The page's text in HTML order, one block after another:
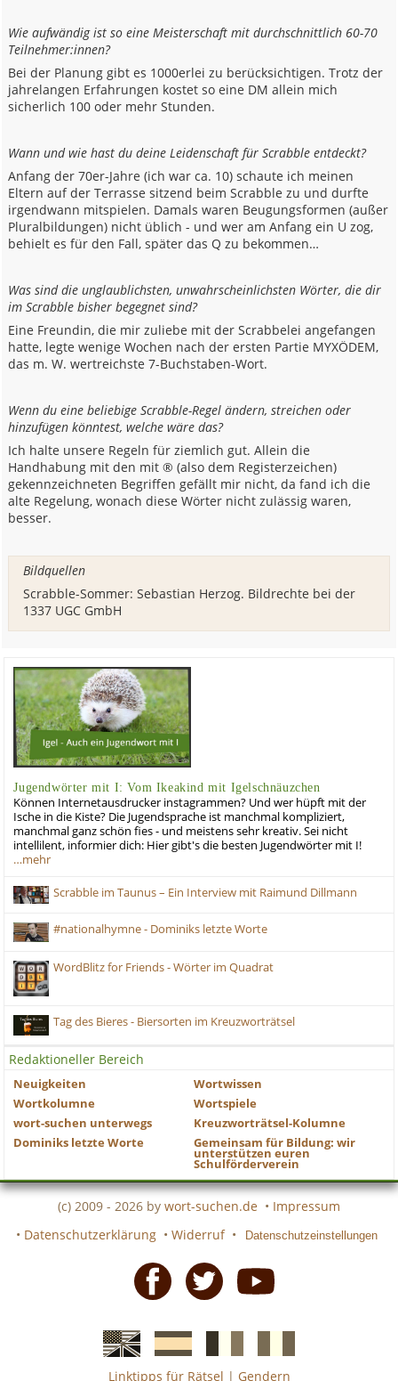
Wie aufwändig ist so eine Meisterschaft mit durchschnittlich 60-70
Teilnehmer:innen?
Bei der Planung gibt es 1000erlei zu berücksichtigen. Trotz der
jahrelangen Erfahrungen kostet so eine DM allein mich
sicherlich 100 oder mehr Stunden.
Wann und wie hast du deine Leidenschaft für Scrabble entdeckt?
Anfang der 70er-Jahre (ich war ca. 10) schaute ich meinen
Eltern auf der Terrasse sitzend beim Scrabble zu und durfte
irgendwann mitspielen. Damals waren Beugungsformen (außer
Pluralbildungen) nicht üblich - und wer am Anfang ein U zog,
behielt es für den Fall, später das Q zu bekommen…
Was sind die unglaublichsten, unwahrscheinlichsten Wörter, die dir
im Scrabble bisher begegnet sind?
Eine Freundin, die mir zuliebe mit der Scrabbelei angefangen
hatte, legte wenige Wochen nach der ersten Partie MYXÖDEM,
das m. W. wertreichste 7-Buchstaben-Wort.
Wenn du eine beliebige Scrabble-Regel ändern, streichen oder
hinzufügen könntest, welche wäre das?
Ich halte unsere Regeln für ziemlich gut. Allein die
Handhabung mit den mit ® (also dem Registerzeichen)
gekennzeichneten Begriffen gefällt mir nicht, da fand ich die
alte Regelung, wonach diese Wörter nicht zulässig waren,
besser.
Bildquellen
Scrabble-Sommer: Sebastian Herzog. Bildrechte bei der
1337 UGC GmbH
Jugendwörter mit I: Vom Ikeakind mit Igelschnäuzchen
Können Internetausdrucker instagrammen? Und wer hüpft mit der
Ische in die Kiste? Die Jugendsprache ist manchmal kompliziert,
manchmal ganz schön fies - und meistens sehr kreativ. Sei nicht
intellilent, informier dich: Hier gibt's die besten Jugendwörter mit I!
…mehr
Scrabble im Taunus – Ein Interview mit Raimund Dillmann
#nationalhymne - Dominiks letzte Worte
WordBlitz for Friends - Wörter im Quadrat
Tag des Bieres - Biersorten im Kreuzworträtsel
Redaktioneller Bereich
Neuigkeiten
Wortwissen
Wortkolumne
Wortspiele
wort-suchen unterwegs
Kreuzworträtsel-Kolumne
Dominiks letzte Worte
Gemeinsam für Bildung: wir
unterstützen euren
Schulförderverein
(c) 2009 - 2026 by wort-suchen.de • Impressum
• Datenschutzerklärung • Widerruf • Datenschutzeinstellungen
Linktipps für Rätsel | Gendern